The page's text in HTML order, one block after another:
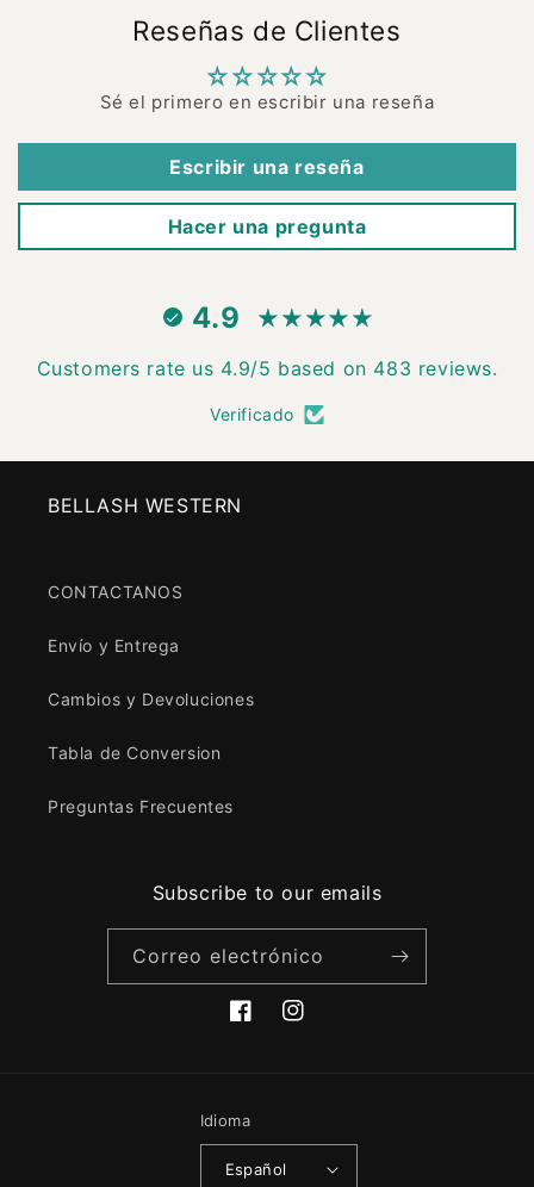
Reseñas de Clientes
Sé el primero en escribir una reseña
Escribir una reseña
Hacer una pregunta
4.9
Customers rate us 4.9/5 based on 483 reviews.
Verificado
BELLASH WESTERN
CONTACTANOS
Envío y Entrega
Cambios y Devoluciones
Tabla de Conversion
Preguntas Frecuentes
Subscribe to our emails
Correo electrónico
FacebookInstagram
Idioma
Español